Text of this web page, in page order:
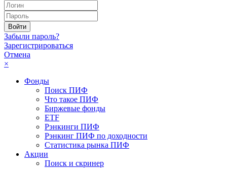
Забыли пароль?
Зарегистрироваться
Отмена
×
Фонды
Поиск ПИФ
Что такое ПИФ
Биржевые фонды
ETF
Рэнкинги ПИФ
Рэнкинг ПИФ по доходности
Статистика рынка ПИФ
Акции
Поиск и скринер